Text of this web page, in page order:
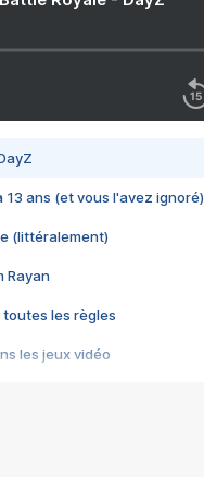
13 ans (et vous l'avez ignoré)
(littéralement)
Rayan
toutes les règles
les jeux vidéo